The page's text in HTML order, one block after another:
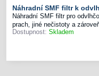
Náhradní SMF filtr k
Náhradní SMF filtr pro
prach, jiné nečistoty a
Dostupnost: Skladem